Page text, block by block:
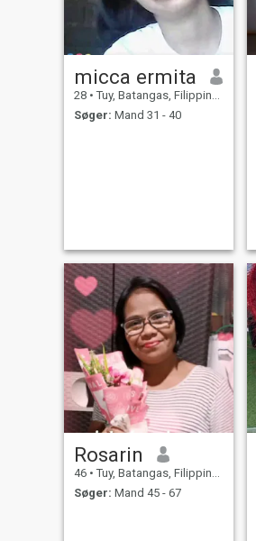
micca ermita
28 • Tuy, Batangas, Filippinerne
Søger: Mand 31 - 40
Rosarin
46 • Tuy, Batangas, Filippinerne
Søger: Mand 45 - 67